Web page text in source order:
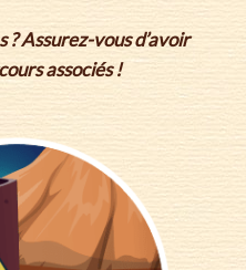
? Assurez-vous d’avoir
associés !